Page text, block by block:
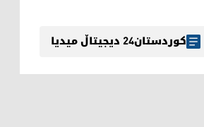
کوردستان24 دیجیتاڵ میدیا